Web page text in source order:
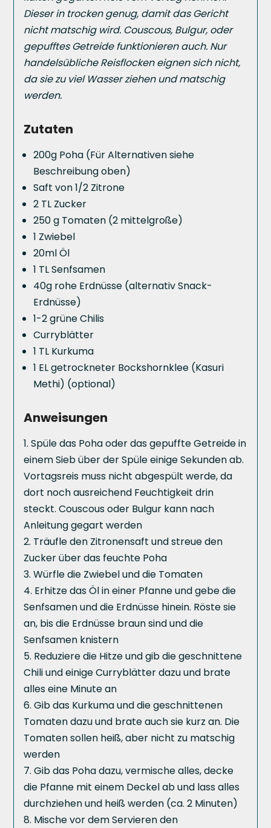
Dieser in trocken genug, damit das Gericht
nicht matschig wird. Couscous, Bulgur, oder
gepufftes Getreide funktionieren auch. Nur
handelsübliche Reisflocken eignen sich nicht,
da sie zu viel Wasser ziehen und matschig
werden.
Zutaten
200g Poha (Für Alternativen siehe
Beschreibung oben)
Saft von 1/2 Zitrone
2 TL Zucker
250 g Tomaten (2 mittelgroße)
1 Zwiebel
20ml Öl
1 TL Senfsamen
40g rohe Erdnüsse (alternativ Snack-
Erdnüsse)
1-2 grüne Chilis
Curryblätter
1 TL Kurkuma
1 EL getrockneter Bockshornklee (Kasuri
Methi) (optional)
Anweisungen
Spüle das Poha oder das gepuffte Getreide in
einem Sieb über der Spüle einige Sekunden ab.
Vortagsreis muss nicht abgespült werde, da
dort noch ausreichend Feuchtigkeit drin
steckt. Couscous oder Bulgur kann nach
Anleitung gegart werden
Träufle den Zitronensaft und streue den
Zucker über das feuchte Poha
Würfle die Zwiebel und die Tomaten
Erhitze das Öl in einer Pfanne und gebe die
Senfsamen und die Erdnüsse hinein. Röste sie
an, bis die Erdnüsse braun sind und die
Senfsamen knistern
Reduziere die Hitze und gib die geschnittene
Chili und einige Curryblätter dazu und brate
alles eine Minute an
Gib das Kurkuma und die geschnittenen
Tomaten dazu und brate auch sie kurz an. Die
Tomaten sollen heiß, aber nicht zu matschig
werden
Gib das Poha dazu, vermische alles, decke
die Pfanne mit einem Deckel ab und lass alles
durchziehen und heiß werden (ca. 2 Minuten)
Mische vor dem Servieren den